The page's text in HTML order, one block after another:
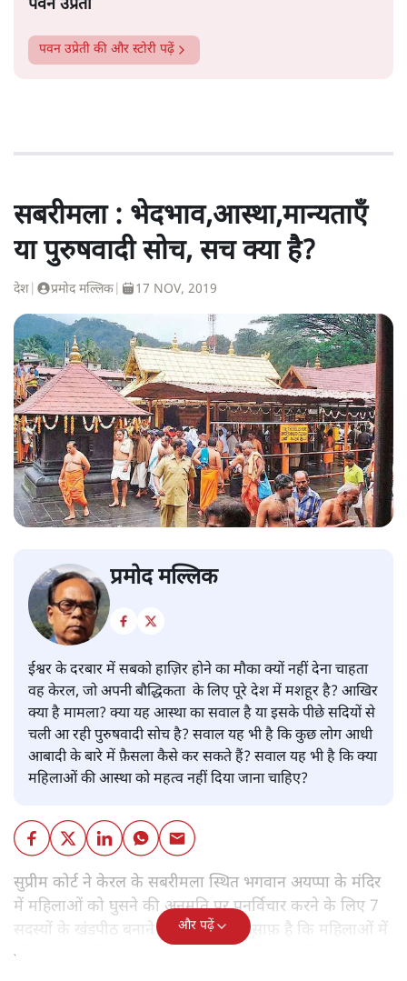
पवन उप्रेती
पवन उप्रेती की और स्टोरी पढ़ें
सबरीमला : भेदभाव,आस्था,मान्यताएँ
या पुरुषवादी सोच, सच क्या है?
देश प्रमोद मल्लिक 17 NOV, 2019
प्रमोद मल्लिक
ईश्वर के दरबार में सबको हाज़िर होने का मौका क्यों नहीं देना चाहता
वह केरल, जो अपनी बौद्धिकता के लिए पूरे देश में मशहूर है? आखिर
क्या है मामला? क्या यह आस्था का सवाल है या इसके पीछे सदियों से
चली आ रही पुरुषवादी सोच है? सवाल यह भी है कि कुछ लोग आधी
आबादी के बारे में फ़ैसला कैसे कर सकते हैं? सवाल यह भी है कि क्या
महिलाओं की आस्था को महत्व नहीं दिया जाना चाहिए?
सुप्रीम कोर्ट ने केरल के सबरीमला स्थित भगवान अयप्पा के मंदिर
में महिलाओं को घुसने की अनुमति पर पुनर्विचार करने के लिए 7
सदस्यों के खंडपीठ बनाने को कहा। इससे साफ़ है कि महिलाओं में
मंदिर जाने के फ़ैसले पर सरकार ने रोक नहीं लगाई है।
और पढ़ें